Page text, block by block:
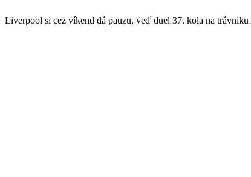
Liverpool si cez víkend dá pauzu, veď duel 37. kola na